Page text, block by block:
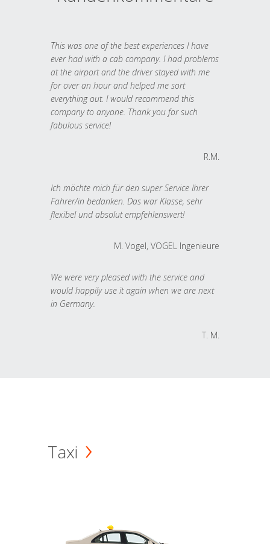
This was one of the best experiences I have
ever had with a cab company. I had problems
at the airport and the driver stayed with me
for over an hour and helped me sort
everything out. I would recommend this
company to anyone. Thank you for such
fabulous service!
R.M.
Ich möchte mich für den super Service Ihrer
Fahrer/in bedanken. Das war Klasse, sehr
flexibel und absolut empfehlenswert!
M. Vogel, VOGEL Ingenieure
We were very pleased with the service and
would happily use it again when we are next
in Germany.
T. M.
Taxi